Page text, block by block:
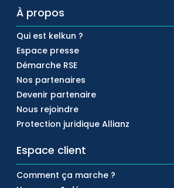
À propos
Qui est kelkun ?
Espace presse
Démarche RSE
Nos partenaires
Devenir partenaire
Nous rejoindre
Protection juridique Allianz
Espace client
Comment ça marche ?